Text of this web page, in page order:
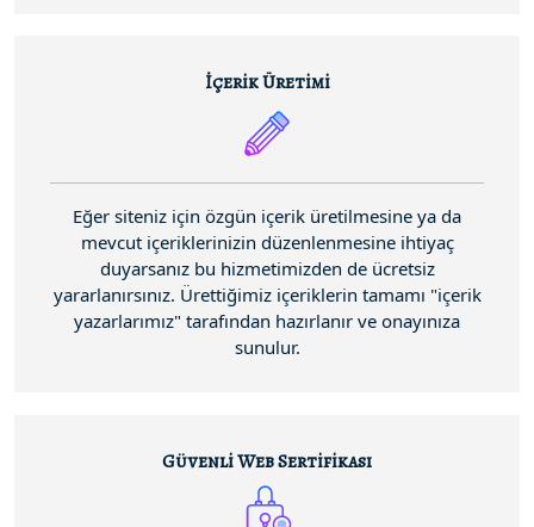
İçerik Üretimi
Eğer siteniz için özgün içerik üretilmesine ya da
mevcut içeriklerinizin düzenlenmesine ihtiyaç
duyarsanız bu hizmetimizden de ücretsiz
yararlanırsınız. Ürettiğimiz içeriklerin tamamı "içerik
yazarlarımız" tarafından hazırlanır ve onayınıza
sunulur.
Güvenli Web Sertifikası